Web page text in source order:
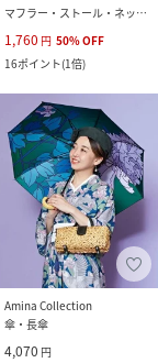
マフラー・ストール・ネックウォーマー
1,760 円 50%OFF
16ポイント(1倍)
Amina Collection
傘・長傘
4,070 円